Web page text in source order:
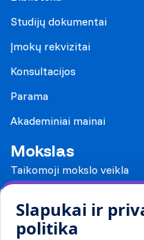
Slapukai ir
politika
Studijų dokumentai
Įmokų rekvizitai
Konsultacijos
Parama
Akademiniai mainai
Mokslas
Taikomoji mokslo veikla
Mokykloms